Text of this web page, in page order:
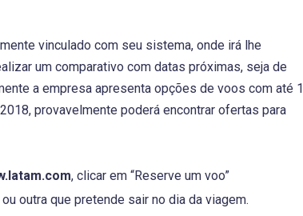
vinculado com seu sistema, onde irá lhe
um comparativo com datas próximas, seja de
a empresa apresenta opções de voos com até 1
provavelmente poderá encontrar ofertas para
, clicar em “Reserve um voo”
outra que pretende sair no dia da viagem.